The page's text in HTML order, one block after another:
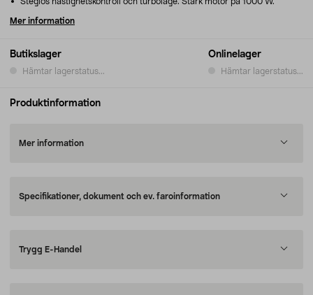
Butikslager
Hämtar lagerstatus...
Onlinelager
Hämtar lagerstatus...
Mer information
Produktinformation
Mer information
Specifikationer, dokument och ev. faroinformation
Trygg E-Handel